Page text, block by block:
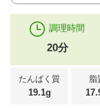
調理時間
20分
たんぱく質
19.1g
脂